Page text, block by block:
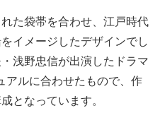
た袋帯を合わせ、江戸時代
イメージしたデザインでし
浅野忠信が出演したドラマ
アルに合わせたもので、作
となっています。